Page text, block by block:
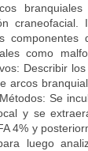
branquiales
craneofacial.
componentes
como
Describir
Se
y se
4% y
luego